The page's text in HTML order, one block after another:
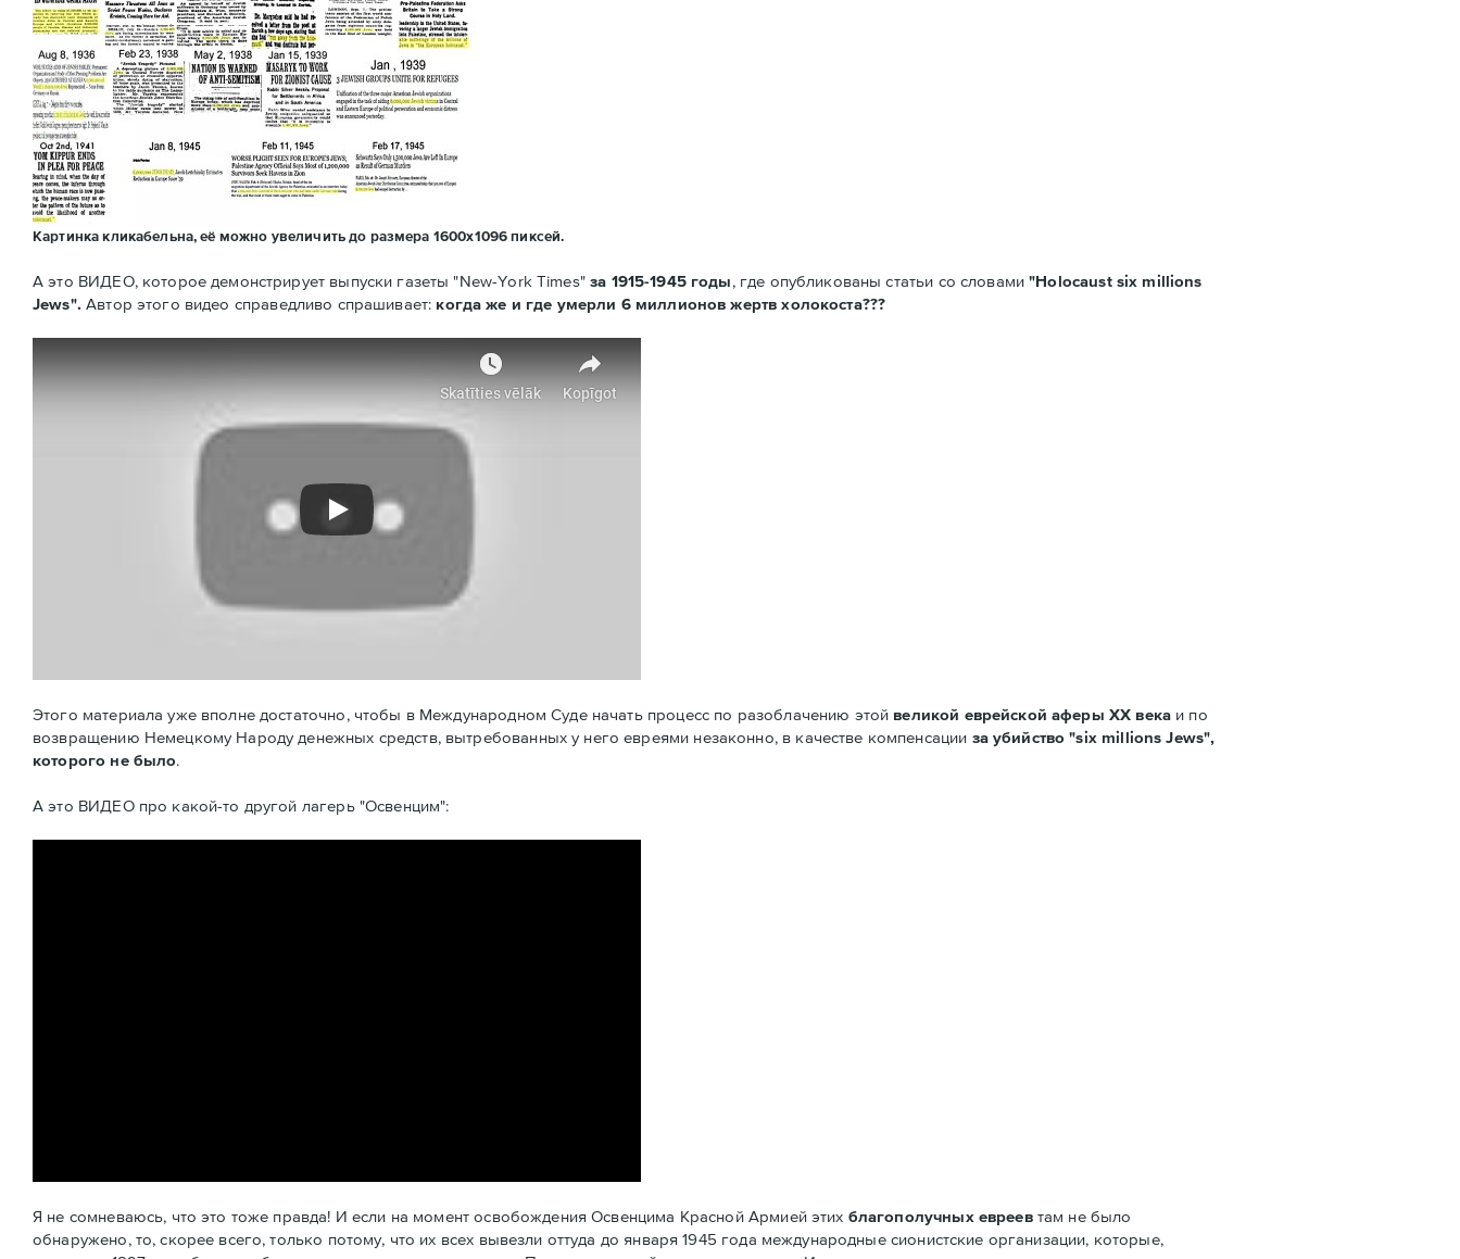
Картинка кликабельна, её можно увеличить до размера 1600х1096 пиксей.
А это ВИДЕО, которое демонстрирует выпуски газеты "New-York Times"за 1915-1945 годы, где опубликованы статьи со словами"Holocaust six millions
Jews".Автор этого видео справедливо спрашивает: когда же и где умерли 6 миллионов жертв холокоста???
Этого материала уже вполне достаточно, чтобы в Международном Суде начать процесс по разоблачению этой великой еврейской аферы ХХ векаи по
возвращению Немецкому Народу денежных средств, вытребованных у него евреями незаконно, в качестве компенсации за убийство "six millions Jews",
которого не было.
А это ВИДЕО про какой-то другой лагерь "Освенцим":
Я не сомневаюсь, что это тоже правда! И если на момент освобождения Освенцима Красной Армией этих благополучных евреевтам не было
обнаружено, то, скорее всего, только потому, что их всех вывезли оттуда до января 1945 года международные сионистские организации, которые,